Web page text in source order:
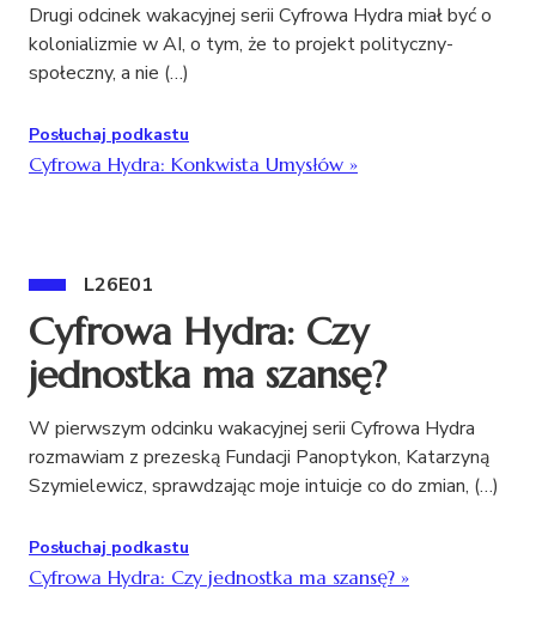
Drugi odcinek wakacyjnej serii Cyfrowa Hydra miał być o
kolonializmie w AI, o tym, że to projekt polityczny-
społeczny, a nie (…)
Posłuchaj podkastu
Cyfrowa Hydra: Konkwista Umysłów »
L26E01
Cyfrowa Hydra: Czy
jednostka ma szansę?
W pierwszym odcinku wakacyjnej serii Cyfrowa Hydra
rozmawiam z prezeską Fundacji Panoptykon, Katarzyną
Szymielewicz, sprawdzając moje intuicje co do zmian, (…)
Posłuchaj podkastu
Cyfrowa Hydra: Czy jednostka ma szansę? »